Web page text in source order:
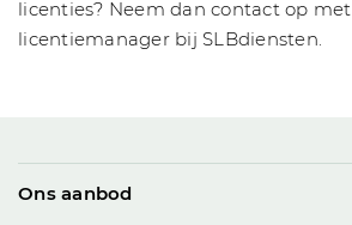
licenties? Neem dan contact op met
licentiemanager bij SLBdiensten.
Ons aanbod